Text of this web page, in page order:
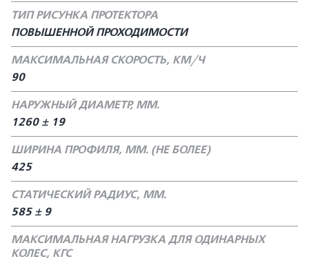
ТИП РИСУНКА ПРОТЕКТОРА
ПОВЫШЕННОЙ ПРОХОДИМОСТИ
МАКСИМАЛЬНАЯ СКОРОСТЬ, КМ/Ч
90
НАРУЖНЫЙ ДИАМЕТР, ММ.
1260 ± 19
ШИРИНА ПРОФИЛЯ, ММ. (НЕ БОЛЕЕ)
425
СТАТИЧЕСКИЙ РАДИУС, ММ.
585 ± 9
МАКСИМАЛЬНАЯ НАГРУЗКА ДЛЯ ОДИНАРНЫХ
КОЛЕС, КГС